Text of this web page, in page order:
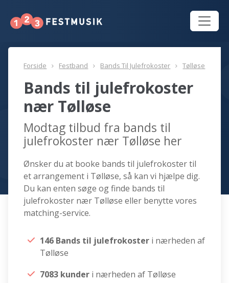
Forside Festband Bands Til Julefrokoster Tølløse
Bands til julefrokoster
nær Tølløse
Modtag tilbud fra bands til
julefrokoster nær Tølløse her
Ønsker du at booke bands til julefrokoster til
et arrangement i Tølløse, så kan vi hjælpe dig.
Du kan enten søge og finde bands til
julefrokoster nær Tølløse eller benytte vores
matching-service.
146 Bands til julefrokoster i nærheden af
Tølløse
7083 kunder i nærheden af Tølløse